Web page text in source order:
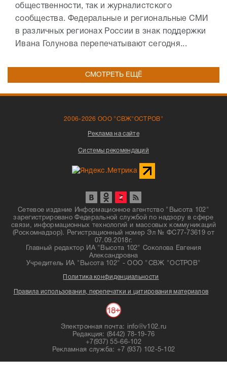
общественности, так и журналистского
сообщества. Федеральные и региональные СМИ
в различных регионах России в знак поддержки
Ивана Голунова перепечатывают сегодня...
СМОТРЕТЬ ЕЩЁ
2006-2026 ООО "СВЖ"ОСТРОВ"
Реклама на сайте
Системы рекомендаций
Сетевое издание Информационное агентство "Высота 102"
зарегистрировано Федеральной службой по надзору в сфере
связи, информационных технологий и массовых коммуникаций
(Роскомнадзор). Регистрационный номер Эл № ФС77-73619 от
07.09.2018г.
Главный редактор ИА "Высота 102" Соколова Евгения
Александровна
Учредитель ИА "Высота 102" - ООО "СВЖ "ОСТРОВ"
Политика конфиденциальности
Правила использования, перепечатки и цитирования материалов
Электронная почта: info@v102.ru
Редакция: (8442) 78-19-76
+7(937) 55-66-102
Рекламная служба: +7 (937) 102-5-102